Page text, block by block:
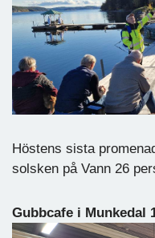
Höstens sista
solsken på Vann 26
Gubbcafe i Munkedal